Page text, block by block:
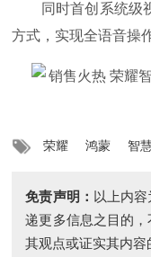
同时首创系统级视
方式，实现全语音操
荣耀 鸿蒙 智
免责声明： 以上内
递更多信息之目的
其观点或证实其内容